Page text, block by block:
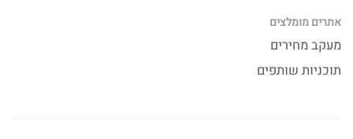
אתרים מומלצים
מעקב מחירים
תוכניות שותפים